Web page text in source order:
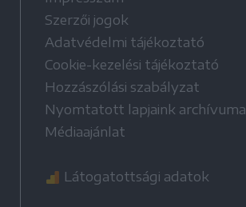
Szerzői jogok
Adatvédelmi tájékoztató
Cookie-kezelési tájékoztató
Hozzászólási szabályzat
Nyomtatott lapjaink archívuma
Médiaajánlat
Látogatottsági adatok